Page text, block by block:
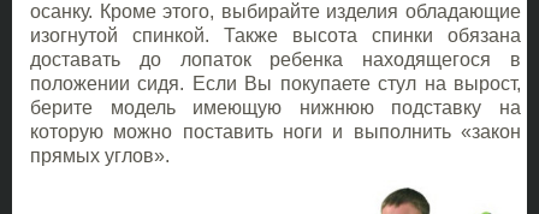
осанку. Кроме этого, выбирайте изделия обладающие
изогнутой спинкой. Также высота спинки обязана
доставать до лопаток ребенка находящегося в
положении сидя. Если Вы покупаете стул на вырост,
берите модель имеющую нижнюю подставку на
которую можно поставить ноги и выполнить «закон
прямых углов».